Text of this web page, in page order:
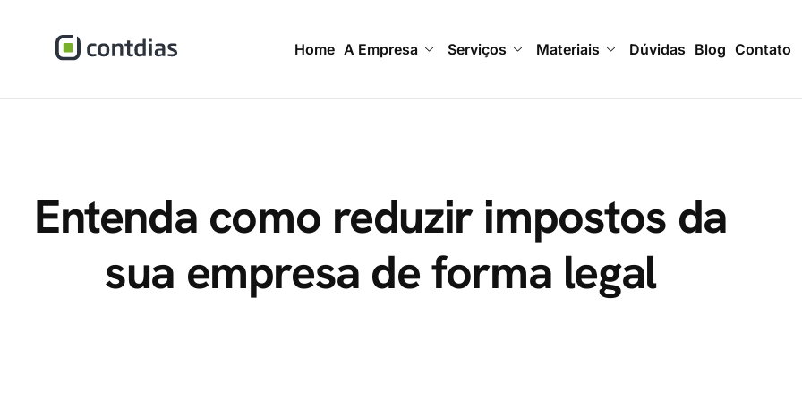
Home A Empresa Serviços Materiais Dúvidas Blog Contato
Entenda como reduzir impostos da
sua empresa de forma legal